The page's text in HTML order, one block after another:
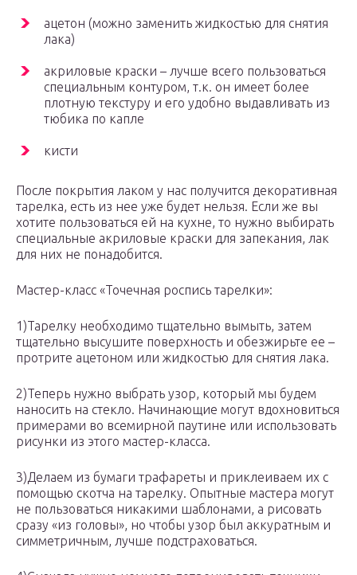
ацетон (можно заменить жидкостью для снятия
лака)
акриловые краски – лучше всего пользоваться
специальным контуром, т.к. он имеет более
плотную текстуру и его удобно выдавливать из
тюбика по капле
кисти
После покрытия лаком у нас получится декоративная
тарелка, есть из нее уже будет нельзя. Если же вы
хотите пользоваться ей на кухне, то нужно выбирать
специальные акриловые краски для запекания, лак
для них не понадобится.
Мастер-класс «Точечная роспись тарелки»:
1)Тарелку необходимо тщательно вымыть, затем
тщательно высушите поверхность и обезжирьте ее –
протрите ацетоном или жидкостью для снятия лака.
2)Теперь нужно выбрать узор, который мы будем
наносить на стекло. Начинающие могут вдохновиться
примерами во всемирной паутине или использовать
рисунки из этого мастер-класса.
3)Делаем из бумаги трафареты и приклеиваем их с
помощью скотча на тарелку. Опытные мастера могут
не пользоваться никакими шаблонами, а рисовать
сразу «из головы», но чтобы узор был аккуратным и
симметричным, лучше подстраховаться.